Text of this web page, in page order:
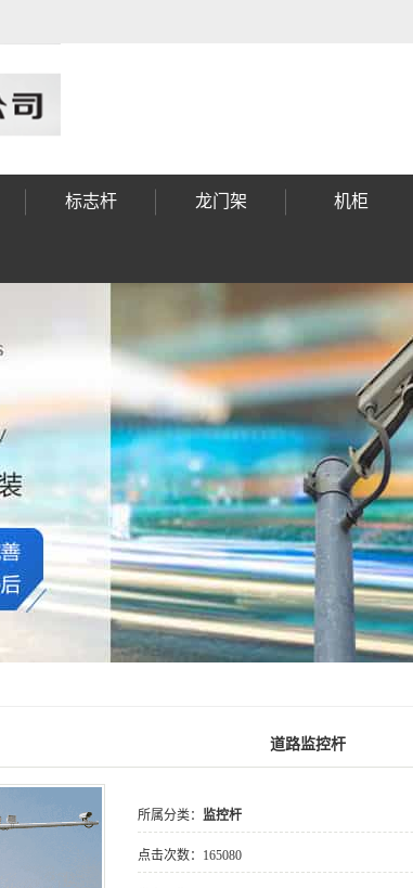
标志杆 龙门架 机柜
道路监控杆
所属分类： 监控杆
点击次数： 165080